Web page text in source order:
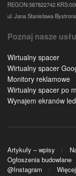
REGON:387822742
ul. Jana Stanisława
Poznaj nasze
Wirtualny spacer
Wirtualny spacer
Monitory reklamowe
Wirtualny spacer po
Wynajem ekranów led
Artykuły – wpisy
Ogłoszenia budowlane
@Instagram